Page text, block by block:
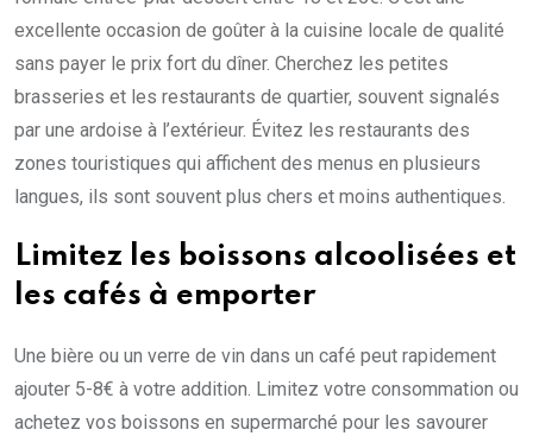
excellente occasion de goûter à la cuisine locale de qualité
sans payer le prix fort du dîner. Cherchez les petites
brasseries et les restaurants de quartier, souvent signalés
par une ardoise à l’extérieur. Évitez les restaurants des
zones touristiques qui affichent des menus en plusieurs
langues, ils sont souvent plus chers et moins authentiques.
Limitez les boissons alcoolisées et
les cafés à emporter
Une bière ou un verre de vin dans un café peut rapidement
ajouter 5-8€ à votre addition. Limitez votre consommation ou
achetez vos boissons en supermarché pour les savourer